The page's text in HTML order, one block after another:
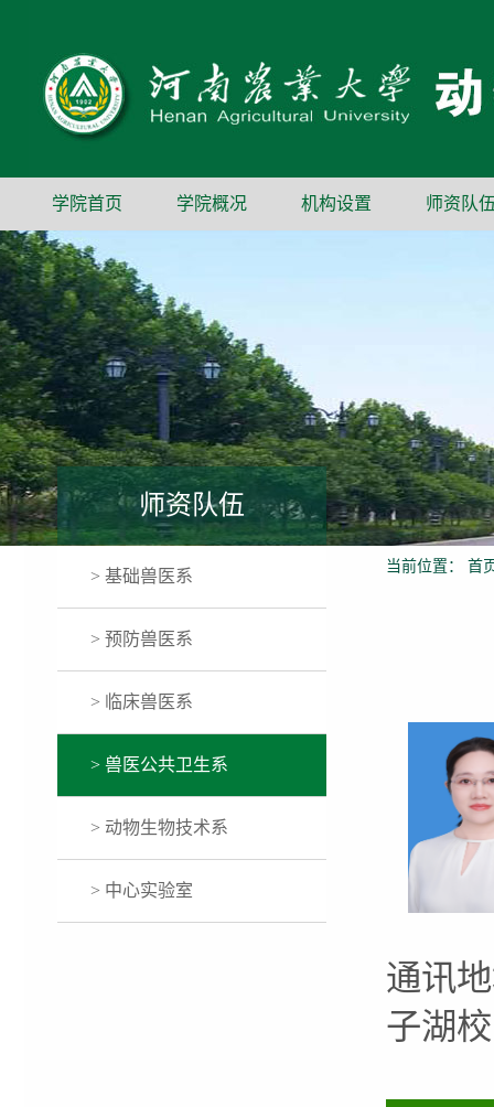
学院首页 学院概况 机构设置 师资队
师资队伍
> 基础兽医系
> 预防兽医系
> 临床兽医系
> 兽医公共卫生系
> 动物生物技术系
> 中心实验室
当前位置： 首
通讯
子湖